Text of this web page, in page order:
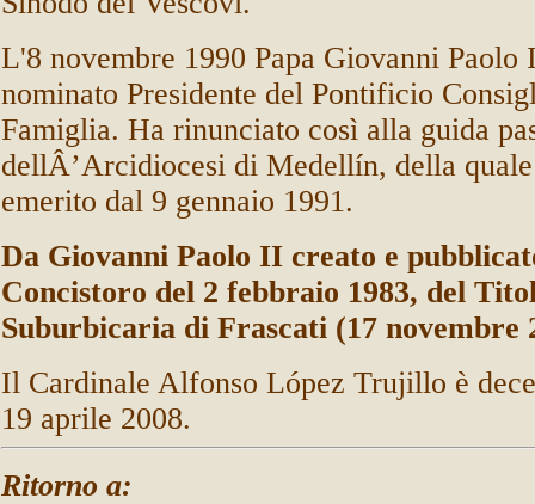
L'8 novembre 1990 Papa Giovanni Paolo
nominato Presidente del Pontificio
Famiglia. Ha rinunciato così alla guida
dellÂ’Arcidiocesi di Medellín, della
emerito dal 9 gennaio 1991.
Da Giovanni Paolo II creato e
Concistoro del 2 febbraio 1983, del
Suburbicaria di Frascati (17 novembre
Il Cardinale Alfonso López Trujillo è
19 aprile 2008.
Ritorno a: